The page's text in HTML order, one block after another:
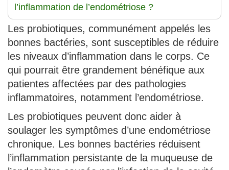
l’inflammation de l’endométriose ?
Les probiotiques, communément appelés les
bonnes bactéries, sont susceptibles de réduire
les niveaux d’inflammation dans le corps. Ce
qui pourrait être grandement bénéfique aux
patientes affectées par des pathologies
inflammatoires, notamment l’endométriose.
Les probiotiques peuvent donc aider à
soulager les symptômes d’une endométriose
chronique. Les bonnes bactéries réduisent
l’inflammation persistante de la muqueuse de